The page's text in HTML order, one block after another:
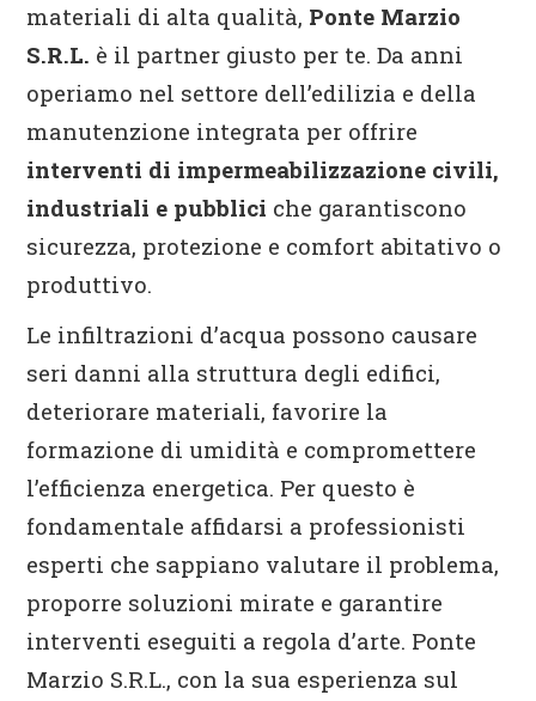
materiali di alta qualità, Ponte Marzio
S.R.L. è il partner giusto per te. Da anni
operiamo nel settore dell’edilizia e della
manutenzione integrata per offrire
interventi di impermeabilizzazione civili,
industriali e pubblici che garantiscono
sicurezza, protezione e comfort abitativo o
produttivo.
Le infiltrazioni d’acqua possono causare
seri danni alla struttura degli edifici,
deteriorare materiali, favorire la
formazione di umidità e compromettere
l’efficienza energetica. Per questo è
fondamentale affidarsi a professionisti
esperti che sappiano valutare il problema,
proporre soluzioni mirate e garantire
interventi eseguiti a regola d’arte. Ponte
Marzio S.R.L., con la sua esperienza sul